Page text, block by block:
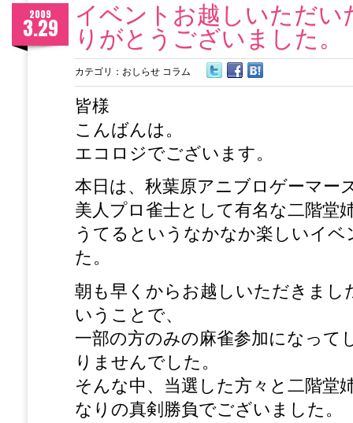
イベントお越しいただい
りがとうございました。
2009
3.29
カテゴリ： おしらせ コラム
皆様
こんばんは。
エコロジでございます。
本日は、秋葉原アニブロゲーマー
美人プロ雀士として有名な二階堂
うてるというなかなか楽しいイ
た。
朝も早くからお越しいただきまし
いうことで、
一部の方のみの麻雀参加になって
りませんでした。
そんな中、当選した方々と二階堂
なりの真剣勝負でございました。